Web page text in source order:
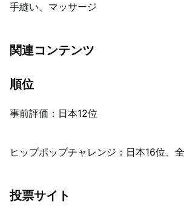
手縫い、マッサージ
関連コンテンツ
順位
事前評価：日本12位
ヒップポップチャレンジ：日本16位、
投票サイト